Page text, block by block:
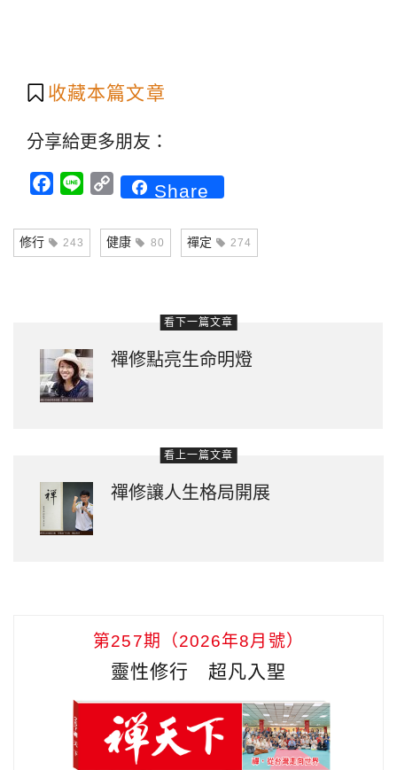
收藏本篇文章
分享給更多朋友：
Facebook
Line CopyShare
修行 243 健康 80 禪定 274
看下一篇文章
禪修點亮生命明燈
看上一篇文章
禪修讓人生格局開展
第257期（2026年8月號）
靈性修行 超凡入聖